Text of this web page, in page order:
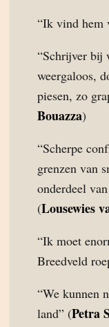
“Ik vind hem
“Schrijver bij
weergaloos,
piesen, zo
Bouazza)
“Scherpe
grenzen van
onderdeel
(Lousewies
“Ik moet
Breedveld
“We kunnen
land” (Petra